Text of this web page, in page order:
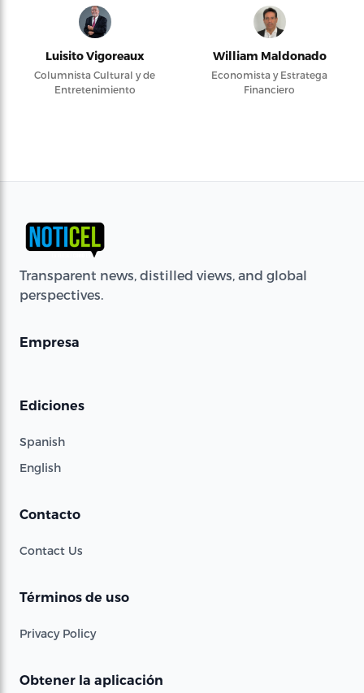
Luisito Vigoreaux
Columnista Cultural y de
Entretenimiento
William Maldonado
Economista y Estratega
Financiero
Transparent news, distilled views, and global
perspectives.
Empresa
Ediciones
Spanish
English
Contacto
Contact Us
Términos de uso
Privacy Policy
Obtener la aplicación